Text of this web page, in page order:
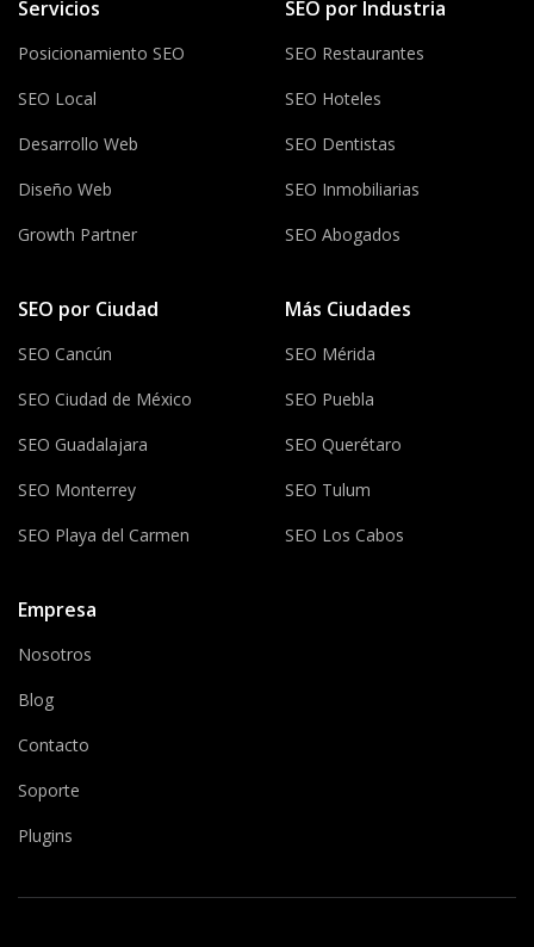
Servicios
Posicionamiento SEO
SEO Local
Desarrollo Web
Diseño Web
Growth Partner
SEO por Industria
SEO Restaurantes
SEO Hoteles
SEO Dentistas
SEO Inmobiliarias
SEO Abogados
SEO por Ciudad
SEO Cancún
SEO Ciudad de México
SEO Guadalajara
SEO Monterrey
SEO Playa del Carmen
Más Ciudades
SEO Mérida
SEO Puebla
SEO Querétaro
SEO Tulum
SEO Los Cabos
Empresa
Nosotros
Blog
Contacto
Soporte
Plugins